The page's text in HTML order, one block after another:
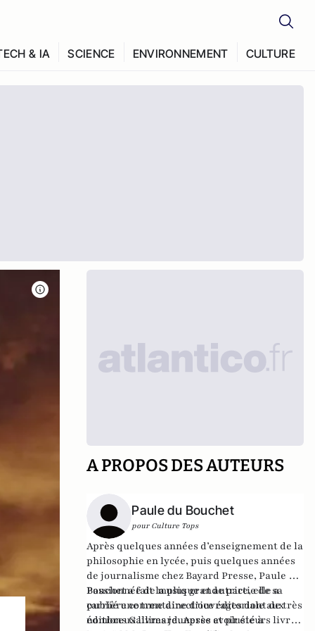
& IA SCIENCE ENVIRONNEMENT CULTURE
A PROPOS DES AUTEURS
Paule du Bouchet
pour Culture Tops
Après quelques années d’enseignement de la
philosophie en lycée, puis quelques années
de journalisme chez Bayard Presse, Paule du
Bouchet a fait la plus grande partie de sa
carrière comme directrice éditoriale aux
éditions Gallimard. Après avoir été à
Passionnée de musique et autrice, elle a
publié une trentaine d’ouvrages dont de très
nombreux livres jeunesse et plusieurs livres